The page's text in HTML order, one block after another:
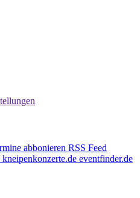
abbonieren RSS Feed
kneipenkonzerte.de eventfinder.de